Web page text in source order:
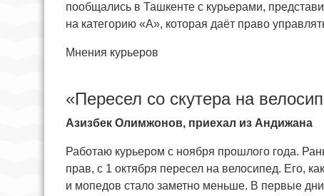
пообщались в Ташкенте с курьерами,
на категорию «А», которая даёт право
Мнения курьеров
«Пересел со скутера на
Азизбек Олимжонов, приехал из Андижана
Работаю курьером с ноября прошлого года.
прав, с 1 октября пересел на велосипед. Его,
и мопедов стало заметно меньше. В первые